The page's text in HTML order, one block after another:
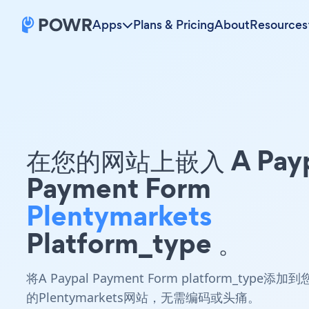
Apps Plans & PricingAboutResources
在您的网站上嵌入 A
Payment Form
Plentymarkets
Platform_type 。
将A Paypal Payment Form platform_type添加到
的Plentymarkets网站，无需编码或头痛。